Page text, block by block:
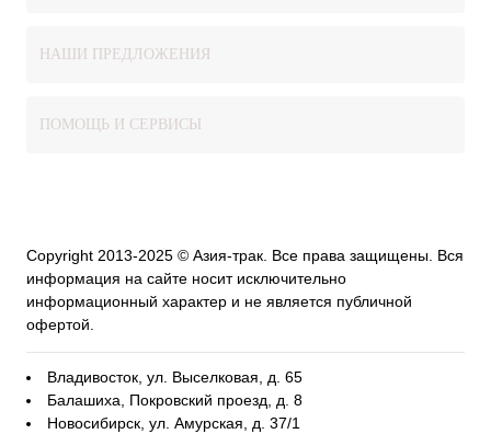
НАШИ ПРЕДЛОЖЕНИЯ
ПОМОЩЬ И СЕРВИСЫ
Copyright 2013-2025 © Азия-трак. Все права защищены. Вся
информация на сайте носит исключительно
информационный характер и не является публичной
офертой.
Владивосток, ул. Выселковая, д. 65
Балашиха, Покровский проезд, д. 8
Новосибирск, ул. Амурская, д. 37/1